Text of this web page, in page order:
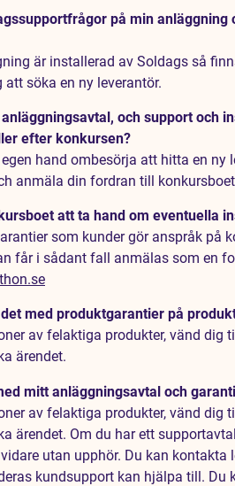
på min
är installerad av Soldags så
söka en ny leverantör.
och support och
efter konkursen?
hand ombesörja att hitta en
anmäla din fordran till
att ta hand om eventuella
som kunder gör anspråk på
får i sådant fall anmälas som en
med produktgarantier på
av felaktiga produkter, vänd
ärendet.
mitt anläggningsavtal och
av felaktiga produkter, vänd
ärendet. Om du har ett
utan upphör. Du kan
kundsupport kan hjälpa till. Du